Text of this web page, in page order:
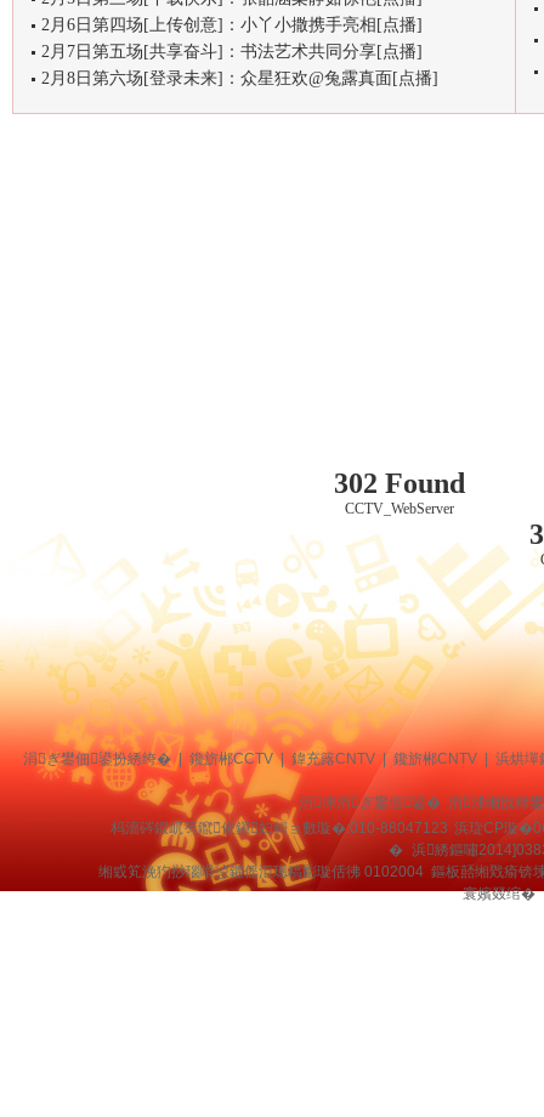
2月6日第四场[上传创意]：小丫小撒携手亮相[点播]
2月7日第五场[共享奋斗]：书法艺术共同分享[点播]
2月8日第六场[登录未来]：众星狂欢@兔露真面[点播]
302 Found
CCTV_WebServer
涓ぎ鐢佃鍙扮綉绔� | 鑱旂郴CCTV | 鍏充簬CNTV 鑱旂郴CNTV 浜烘墠
涓浗涓ぎ鐢佃鍙� 涓浗缃戠粶
杩濇硶鍜屼笉鑹俊鎭妇鎶ョ數璇�:010-88047123 浜琁CP璇
� 浜綉鏂嘯
缃戜笂浼犳挱瑙嗗惉鑺傜洰璁稿彲璇佸彿 0102004 鏂板嚭缃戣瘉
寰嬪叕绾�